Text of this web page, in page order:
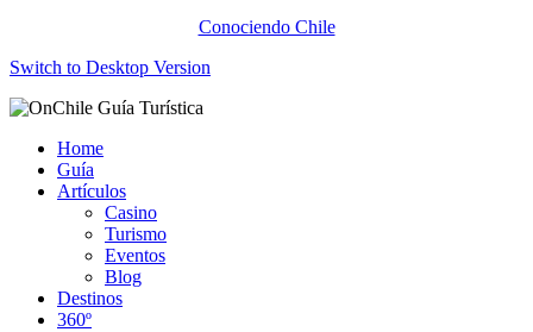
Conociendo Chile
Switch to Desktop Version
Home
Guía
Artículos
Casino
Turismo
Eventos
Blog
Destinos
360º